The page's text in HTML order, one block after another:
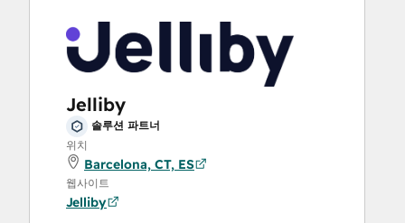
Jelliby
솔루션 파트너
위치
Barcelona, CT, ES
웹사이트
Jelliby